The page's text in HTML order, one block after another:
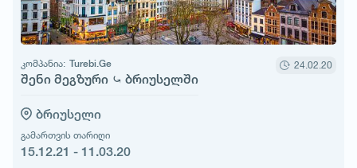
კომპანია: Turebi.Ge
შენი მეგზური ⤿ ბრიუსელში
24.02.20
ბრიუსელი
გამართვის თარიღი
15.12.21 - 11.03.20